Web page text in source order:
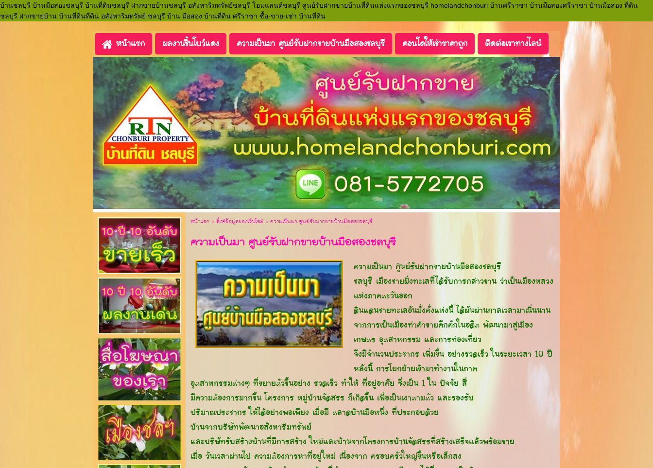
บ้านชลบุรี บ้านมือสองชลบุรี บ้านที่ดินชลบุรี ฝากขายบ้านชลบุรี อสังหาริมทรัพย์ชลบุรี โฮมแลนด์ชลบุรี ศูนย์รับฝากขายบ้านที่ดินแห่งแรกของชลบุรี homelandchonburi บ้านศรีราชา บ้านมือสองศรีราชา บ้านมือสอง ที่ดิน
ชลบุรี ฝากขายบ้าน บ้านที่ดินที่ดิน อสังหาริมทรัพย์ ชลบุรี บ้าน มือสอง บ้านที่ดิน ศรีราชา ซื้อ-ขาย-เช่า บ้านที่ดิน
หน้าแรก ผลงานชิ้นโบว์แดง ความเป็นมา ศูนย์รับฝากขายบ้านมือสองชลบุรี คอนโดให้เช่าราคาถูก ติดต่อเราทางไลน์
หน้าแรก> ลิ้งค์ข้อมูลของเว็ปไซต์ > ความเป็นมา ศูนย์รับฝากขายบ้านมือสองชลบุรี
ความเป็นมา ศูนย์รับฝากขายบ้านมือสองชลบุรี
ความเป็นมา ศูนย์รับฝากขายบ้านมือสองชลบุรี
ชลบุรี เมืองชายฝั่งทะเลที่ได้รับการกล่าวขาน ว่าเป็นเมืองหลวง
แห่งภาคตะวันออก
ดินแดนชายทะเลอันมั่งคั่งแห่งนี้ ได้ผันผ่านกาลเวลามาเนิ่นนาน
จากการเป็นเมืองท่าค้าขายคึกคักในอดีต พัฒนามาสู่เมือง
เกษตร อุตสาหกรรม และการท่องเที่ยว
จึงมีจำนวนประชากร เพิ่มขึ้น อย่างรวดเร็ว ในระยะเวลา 10 ปี
หลังนี้ การโยกย้ายเข้ามาทำงานในภาค
อุตสาหกรรมต่างๆ ที่ขยายตัวขึ้นอย่าง รวดเร็ว ทำให้ ที่อยู่อาศัย ซึ่งเป็น 1 ใน ปัจจัย สี่
มีความต้องการมากขึ้น โครงการ หมู่บ้านจัดสรร ก็เกิดขึ้น เพื่อเป็นเงาตามตัว และรองรับ
ปริมาณประชากร ให้ได้อย่างพอเพียง เมื่อมี ตลาดบ้านมือหนึ่ง ที่ประกอบด้วย
บ้านจากบริษัทพัฒนาอสังหาริมทรัพย์
และบริษัทรับสร้างบ้านที่มีการสร้าง ใหม่และบ้านจากโครงการบ้านจัดสรรที่สร้างเสร็จแล้วพร้อมขาย
เมื่อ วันเวลาผ่านไป ความต้องการหาที่อยู่ใหม่ เนื่องจาก ครอบครัวใหญ่ขึ้นหรือเล็กลง